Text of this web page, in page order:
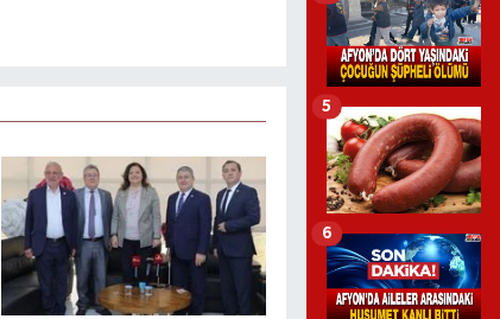
5
6